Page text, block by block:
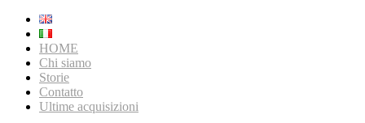
HOME
Chi siamo
Storie
Contatto
Ultime acquisizioni